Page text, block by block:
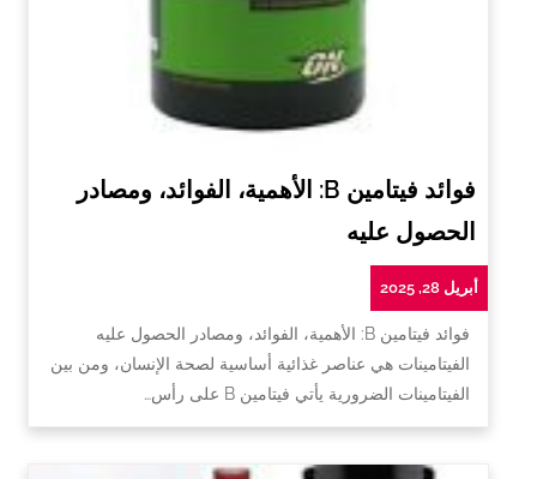
فوائد فيتامين B: الأهمية، الفوائد، ومصادر
الحصول عليه
أبريل 28, 2025
فوائد فيتامين B: الأهمية، الفوائد، ومصادر الحصول عليه
الفيتامينات هي عناصر غذائية أساسية لصحة الإنسان، ومن بين
الفيتامينات الضرورية يأتي فيتامين B على رأس…